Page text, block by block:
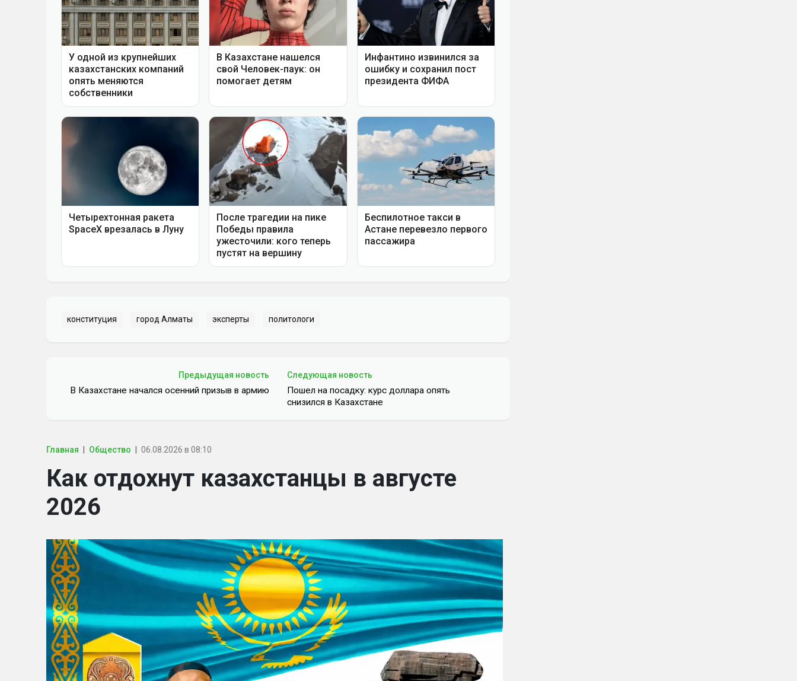
конституция город Алматы эксперты политологи
Предыдущая новость
В Казахстане начался осенний призыв в армию
Следующая новость
Пошел на посадку: курс доллара опять
снизился в Казахстане
Главная Общество 06.08.2026 в 08:10
Как отдохнут казахстанцы в августе
2026